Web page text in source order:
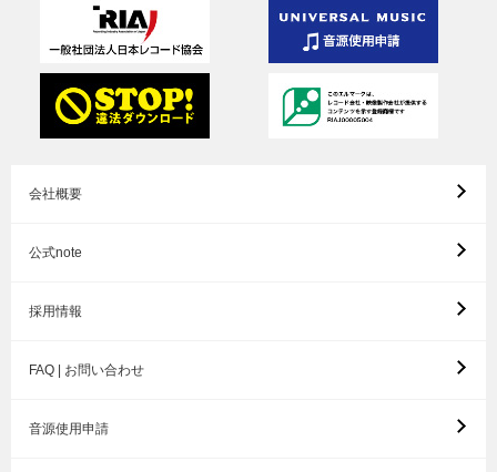
会社概要
公式note
採用情報
FAQ | お問い合わせ
音源使用申請